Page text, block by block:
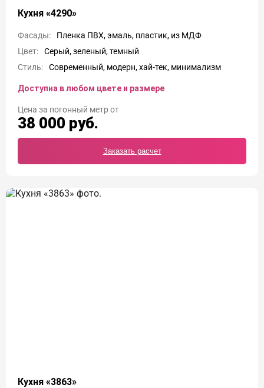
Кухня «4290»
Фасады:
Пленка ПВХ, эмаль, пластик, из МДФ
Цвет:
Серый, зеленый, темный
Стиль:
Современный, модерн, хай-тек, минимализм
Доступна в любом цвете и размере
Цена
38 000 руб.
Заказать расчет
Кухня «3863»